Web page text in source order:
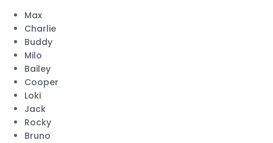
Max
Charlie
Buddy
Milo
Bailey
Cooper
Loki
Jack
Rocky
Bruno